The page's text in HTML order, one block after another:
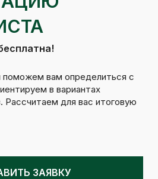
поможем вам определиться с
в вариантах
Рассчитаем для вас итоговую
ЗАЯВКУ